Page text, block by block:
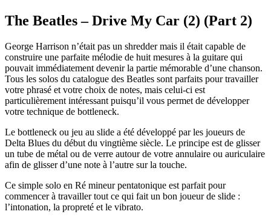
The Beatles – Drive My Car (2) (Part 2)
George Harrison n’était pas un shredder mais il était capable de
construire une parfaite mélodie de huit mesures à la guitare qui
pouvait immédiatement devenir la partie mémorable d’une chanson.
Tous les solos du catalogue des Beatles sont parfaits pour travailler
votre phrasé et votre choix de notes, mais celui-ci est
particulièrement intéressant puisqu’il vous permet de développer
votre technique de bottleneck.
Le bottleneck ou jeu au slide a été développé par les joueurs de
Delta Blues du début du vingtième siècle. Le principe est de glisser
un tube de métal ou de verre autour de votre annulaire ou auriculaire
afin de glisser d’une note à l’autre sur la touche.
Ce simple solo en Ré mineur pentatonique est parfait pour
commencer à travailler tout ce qui fait un bon joueur de slide :
l’intonation, la propreté et le vibrato.